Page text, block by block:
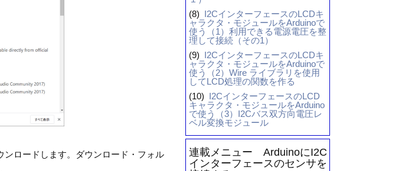
ロードします。ダウンロード・フォル
(8)
I2CインターフェースのLCDキ
ャラクタ・モジュールをArduinoで
使う（1）利用できる電源電圧を整
理して接続（その1）
(9)
I2CインターフェースのLCDキ
ャラクタ・モジュールをArduinoで
使う（2）Wire ライブラリを使用
してLCD処理の関数を作る
(10)
I2CインターフェースのLCD
キャラクタ・モジュールをArduino
で使う（3）I2Cバス双方向電圧レ
ベル変換モジュール
連載メニュー ArduinoにI2C
インターフェースのセンサを